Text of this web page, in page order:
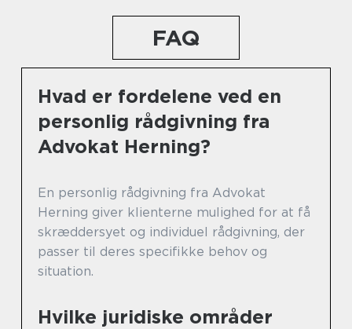
FAQ
Hvad er fordelene ved en
personlig rådgivning fra
Advokat Herning?
En personlig rådgivning fra Advokat
Herning giver klienterne mulighed for at få
skræddersyet og individuel rådgivning, der
passer til deres specifikke behov og
situation.
Hvilke juridiske områder